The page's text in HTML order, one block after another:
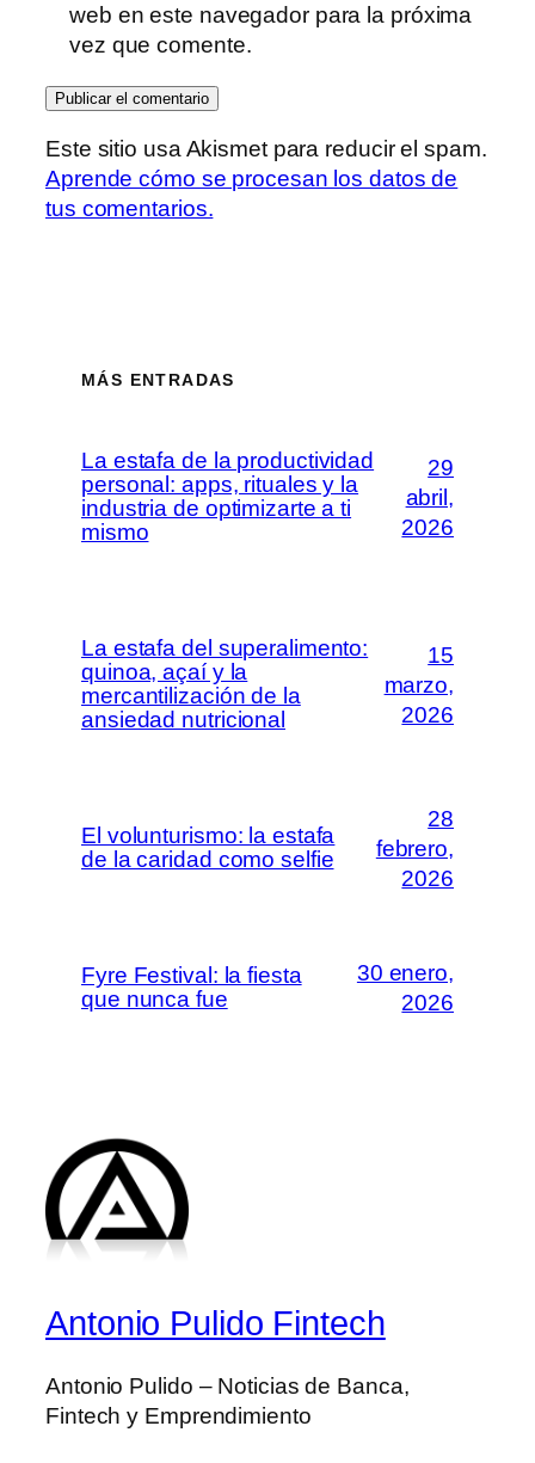
web en este navegador para la próxima
vez que comente.
Este sitio usa Akismet para reducir el spam.
Aprende cómo se procesan los datos de
tus comentarios.
MÁS ENTRADAS
La estafa de la productividad
personal: apps, rituales y la
industria de optimizarte a ti
mismo
29
abril,
2026
La estafa del superalimento:
quinoa, açaí y la
mercantilización de la
ansiedad nutricional
15
marzo,
2026
El volunturismo: la estafa
de la caridad como selfie
28
febrero,
2026
Fyre Festival: la fiesta
que nunca fue
30 enero,
2026
Antonio Pulido Fintech
Antonio Pulido – Noticias de Banca,
Fintech y Emprendimiento